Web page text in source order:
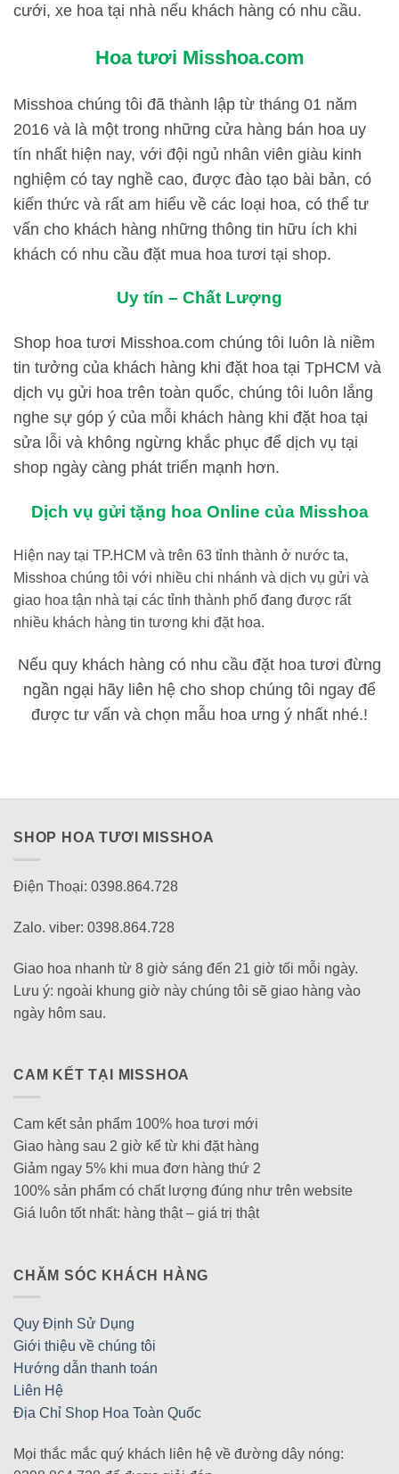
cưới, xe hoa tại nhà nếu khách hàng có nhu cầu.
Hoa tươi Misshoa.com
Misshoa chúng tôi đã thành lập từ tháng 01 năm
2016 và là một trong những cửa hàng bán hoa uy
tín nhất hiện nay, với đội ngủ nhân viên giàu kinh
nghiệm có tay nghề cao, được đào tạo bài bản, có
kiến thức và rất am hiểu về các loại hoa, có thể tư
vấn cho khách hàng những thông tin hữu ích khi
khách có nhu cầu đặt mua hoa tươi tại shop.
Uy tín – Chất Lượng
Shop hoa tươi Misshoa.com chúng tôi luôn là niềm
tin tưởng của khách hàng khi đặt hoa tại TpHCM và
dịch vụ gửi hoa trên toàn quốc, chúng tôi luôn lắng
nghe sự góp ý của mỗi khách hàng khi đặt hoa tại
sửa lỗi và không ngừng khắc phục để dịch vụ tại
shop ngày càng phát triển mạnh hơn.
Dịch vụ gửi tặng hoa Online của Misshoa
Hiện nay tại TP.HCM và trên 63 tỉnh thành ở nước ta,
Misshoa chúng tôi với nhiều chi nhánh và dịch vụ gửi và
giao hoa tận nhà tại các tỉnh thành phố đang được rất
nhiều khách hàng tin tương khi đặt hoa.
Nếu quy khách hàng có nhu cầu đặt hoa tươi đừng
ngần ngại hãy liên hệ cho shop chúng tôi ngay để
được tư vấn và chọn mẫu hoa ưng ý nhất nhé.!
SHOP HOA TƯƠI MISSHOA
Điện Thoại: 0398.864.728
Zalo. viber: 0398.864.728
Giao hoa nhanh từ 8 giờ sáng đến 21 giờ tối mỗi ngày.
Lưu ý: ngoài khung giờ này chúng tôi sẽ giao hàng vào
ngày hôm sau.
CAM KẾT TẠI MISSHOA
Cam kết sản phẩm 100% hoa tươi mới
Giao hàng sau 2 giờ kể từ khi đặt hàng
Giảm ngay 5% khi mua đơn hàng thứ 2
100% sản phẩm có chất lượng đúng như trên website
Giá luôn tốt nhất: hàng thật – giá trị thật
CHĂM SÓC KHÁCH HÀNG
Quy Định Sử Dụng
Giới thiệu về chúng tôi
Hướng dẫn thanh toán
Liên Hệ
Địa Chỉ Shop Hoa Toàn Quốc
Mọi thắc mắc quý khách liên hệ về đường dây nóng: